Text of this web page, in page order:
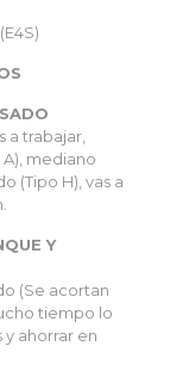
a trabajar,
mediano
(Tipo H), vas a
Y
(Se acortan
tiempo lo
ahorrar en